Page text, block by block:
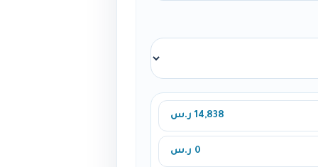
14,838 ر.س
0 ر.س